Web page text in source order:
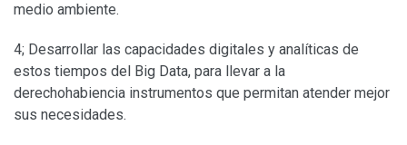
medio ambiente.
4; Desarrollar las capacidades digitales y analíticas de
estos tiempos del Big Data, para llevar a la
derechohabiencia instrumentos que permitan atender mejor
sus necesidades.